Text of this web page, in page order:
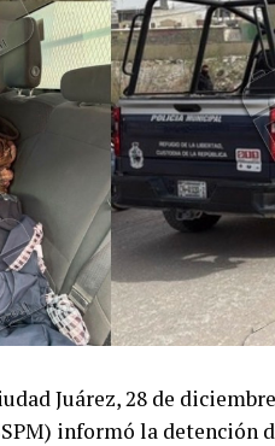
Juárez, 28 de
informó la detención